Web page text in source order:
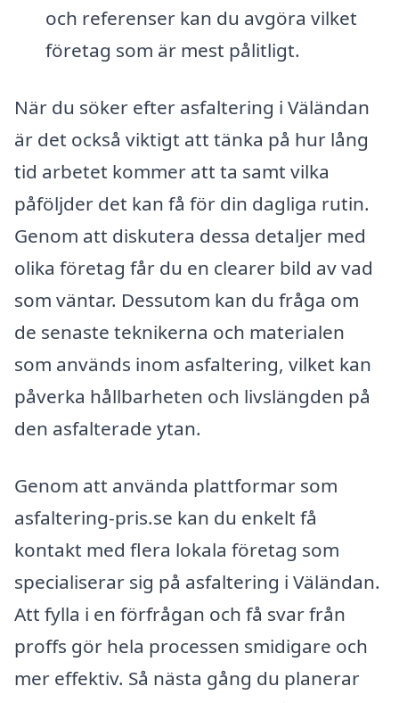
och referenser kan du avgöra vilket
företag som är mest pålitligt.
När du söker efter asfaltering i Väländan
är det också viktigt att tänka på hur lång
tid arbetet kommer att ta samt vilka
påföljder det kan få för din dagliga rutin.
Genom att diskutera dessa detaljer med
olika företag får du en clearer bild av vad
som väntar. Dessutom kan du fråga om
de senaste teknikerna och materialen
som används inom asfaltering, vilket kan
påverka hållbarheten och livslängden på
den asfalterade ytan.
Genom att använda plattformar som
asfaltering-pris.se kan du enkelt få
kontakt med flera lokala företag som
specialiserar sig på asfaltering i Väländan.
Att fylla i en förfrågan och få svar från
proffs gör hela processen smidigare och
mer effektiv. Så nästa gång du planerar